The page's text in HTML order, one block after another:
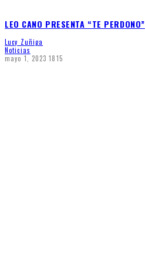
LEO CANO PRESENTA “TE PERDONO”
Lucy Zuñiga
Noticias
mayo 1, 2023 1815